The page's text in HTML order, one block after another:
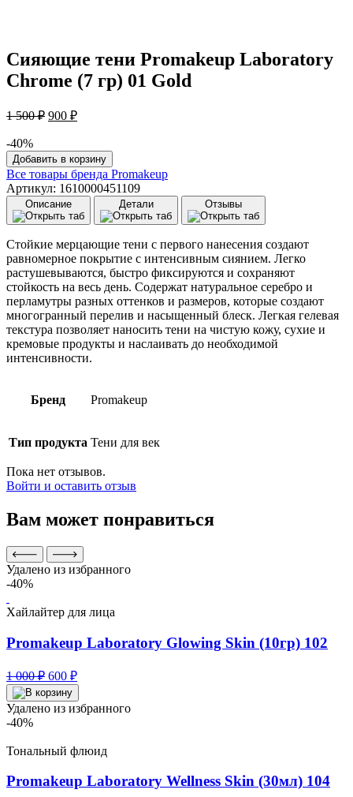
Сияющие тени Promakeup Laboratory
Chrome (7 гр) 01 Gold
1 500₽ Первоначальная
1
500 ₽.
900 ₽Текущая
-40%
Количество
товара
Сияющие
тени
Promakeup
Laboratory
Chrome
(7
гр)
01
Gold
Добавить в корзину
Все товары бренда Promakeup
Артикул: 1610000451109
Описание Детали Отзывы
Стойкие мерцающие тени с первого нанесения создают
равномерное покрытие с интенсивным сиянием. Легко
растушевываются, быстро фиксируются и сохраняют
стойкость на весь день. Содержат натуральное серебро и
перламутры разных оттенков и размеров, которые создают
многогранный перелив и насыщенный блеск. Легкая гелевая
текстура позволяет наносить тени на чистую кожу, сухие и
кремовые продукты и наслаивать до необходимой
интенсивности.
Бренд Promakeup
Тип продукта Тени для век
Пока нет отзывов.
Войти и оставить отзыв
Вам может понравиться
Удалено из избранного
-40%
Хайлайтер для лица
Promakeup Laboratory Glowing Skin (10гр) 102
1 000₽ Первоначальная
цена
составляла
1
600 ₽Текущая
цена:
600 ₽.
Удалено из избранного
-40%
Тональный флюид
Promakeup Laboratory Wellness Skin (30мл) 104